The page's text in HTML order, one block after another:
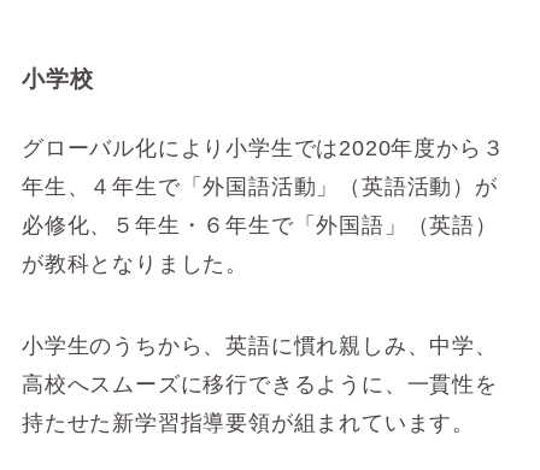
小学校
グローバル化により小学生では2020年度から３
年生、４年生で「外国語活動」（英語活動）が
必修化、５年生・６年生で「外国語」（英語）
が教科となりました。
小学生のうちから、英語に慣れ親しみ、中学、
高校へスムーズに移行できるように、一貫性を
持たせた新学習指導要領が組まれています。